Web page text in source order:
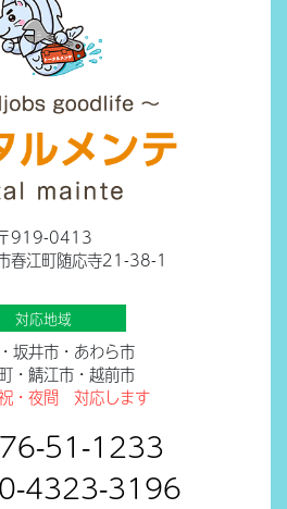
919-0413
春江町随応寺21-38-1
対応地域
坂井市・あわら市
・鯖江市・越前市
・夜間 対応します
51-1233
4323-3196